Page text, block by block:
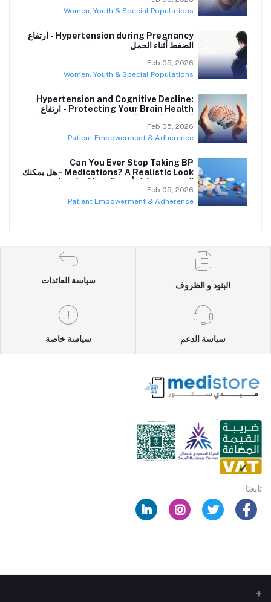
Women, Youth & Special Populations
Hypertension during Pregnancy - ارتفاع
الضغط أثناء الحمل
Feb 05, 2026
Women, Youth & Special Populations
Hypertension and Cognitive Decline:
Protecting Your Brain Health - ارتفاع
الضغط والتدهور الذهني: كيف تحمي صحة عقلك؟
Feb 05, 2026
Patient Empowerment & Adherence
Can You Ever Stop Taking BP
Medications? A Realistic Look - هل يمكنك
التوقف عن تناول أدوية الضغط؟ نظرة واقعية
Feb 05, 2026
Patient Empowerment & Adherence
البنود و الظروف
سياسة العائدات
سياسة الدعم سياسة خاصة
تابعنا